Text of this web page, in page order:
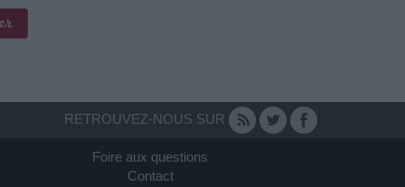
RETROUVEZ-NOUS SUR
Foire aux questions
Contact